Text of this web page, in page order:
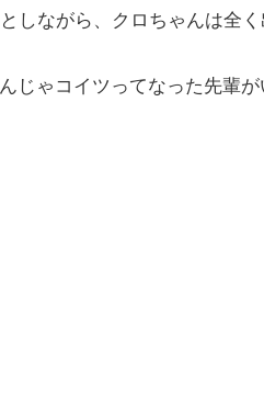
しながら、クロちゃんは全く
じゃコイツってなった先輩